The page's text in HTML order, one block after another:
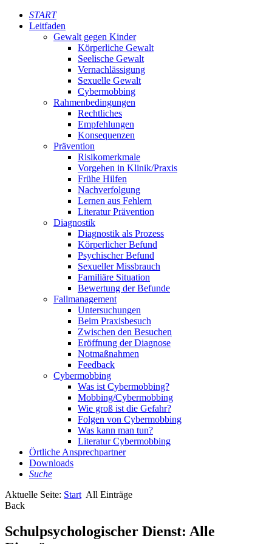
START
Leitfaden
Gewalt gegen Kinder
Körperliche Gewalt
Seelische Gewalt
Vernachlässigung
Sexuelle Gewalt
Cybermobbing
Rahmenbedingungen
Rechtliches
Empfehlungen
Konsequenzen
Prävention
Risikomerkmale
Vorgehen in Klinik/Praxis
Frühe Hilfen
Nachverfolgung
Lernen aus Fehlern
Literatur Prävention
Diagnostik
Diagnostik als Prozess
Körperlicher Befund
Psychischer Befund
Sexueller Missbrauch
Familiäre Situation
Bewertung der Befunde
Fallmanagement
Untersuchungen
Beim Praxisbesuch
Zwischen den Besuchen
Eröffnung der Diagnose
Notmaßnahmen
Feedback
Cybermobbing
Was ist Cybermobbing?
Mobbing/Cybermobbing
Wie groß ist die Gefahr?
Folgen von Cybermobbing
Was kann man tun?
Literatur Cybermobbing
Örtliche Ansprechpartner
Downloads
Suche
Aktuelle Seite: Start All Einträge
Back
Schulpsychologischer Dienst: Alle